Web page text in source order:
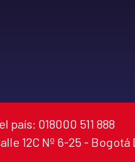
país: 018000 511 888
12C Nº 6-25 - Bogotá